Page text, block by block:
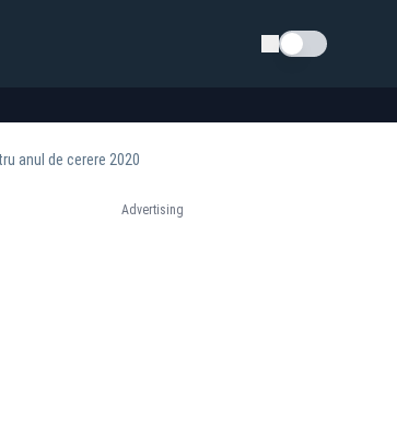
Schimba tema
anul de cerere 2020
Advertising